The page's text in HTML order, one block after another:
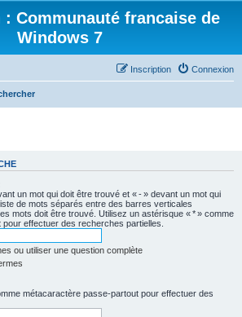
: Communauté francaise de
Windows 7
Connexion
Inscription
un mot qui doit être trouvé et « - » devant un mot qui
de mots séparés entre des barres verticales
mots doit être trouvé. Utilisez un astérisque « * » comme
effectuer des recherches partielles.
ou utiliser une question complète
métacaractère passe-partout pour effectuer des